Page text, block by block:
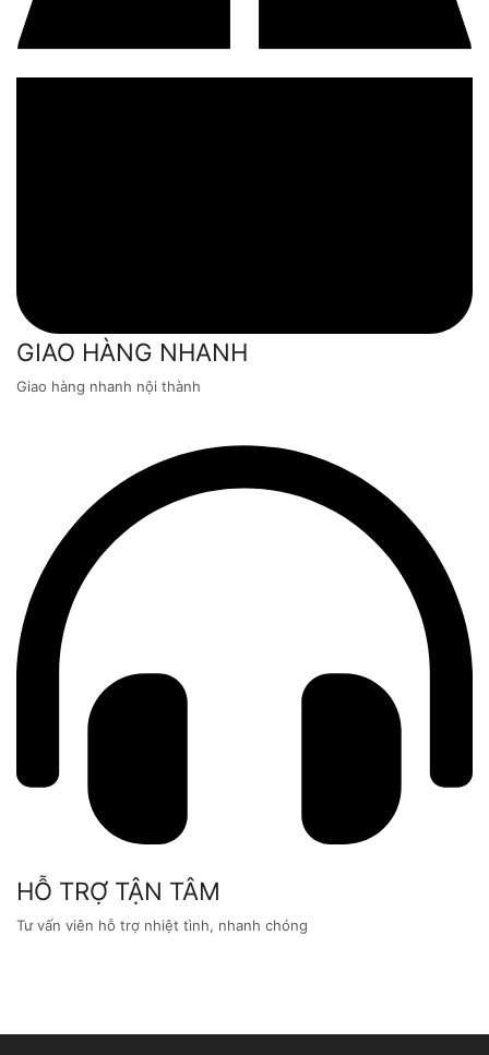
GIAO HÀNG NHANH
Giao hàng nhanh nội thành
HỖ TRỢ TẬN TÂM
Tư vấn viên hỗ trợ nhiệt tình, nhanh chóng